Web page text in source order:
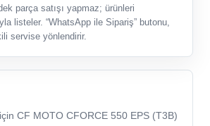
parça satışı yapmaz; ürünleri
listeler. “WhatsApp ile Sipariş” butonu,
servise yönlendirir.
CF MOTO CFORCE 550 EPS (T3B)